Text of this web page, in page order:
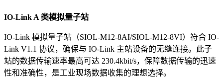
IO-Link A 类模拟量子站
IO-Link 模拟量子站（SIOL-M12-8AI/SIOL-M12-8VI）符合 IO-
Link V1.1 协议，确保与 IO-Link 主站设备的无缝连接。此子
站的数据传输速率最高可达 230.4kbit/s，保障数据传输的迅速
性和准确性，是工业现场数据收集的理想选择。